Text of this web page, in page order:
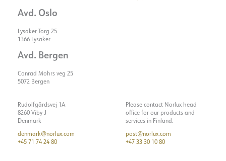
Avd. Oslo
Lysaker Torg 25
1366 Lysaker
Avd. Bergen
Conrad Mohrs veg 25
5072 Bergen
Rudolfgårdsvej 1A
8260 Viby J
Denmark
denmark@norlux.com
+45 71 74 24 80
Please contact Norlux head
office for our products and
services in Finland.
post@norlux.com
+47 33 30 10 80